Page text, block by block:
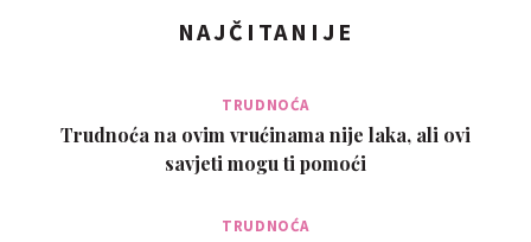
NAJČITANIJE
TRUDNOĆA
Trudnoća na ovim vrućinama nije laka, ali ovi
savjeti mogu ti pomoći
TRUDNOĆA